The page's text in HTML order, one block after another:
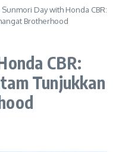
Sunmori Day with Honda CBR:
Brotherhood
CBR:
Tunjukkan